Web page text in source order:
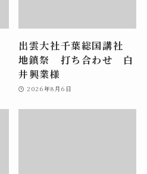
出雲大社千葉総国講社
地鎮祭 打ち合わせ 白
井興業様
2026年8月6日